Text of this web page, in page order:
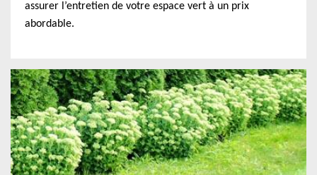
assurer l’entretien de votre espace vert à un prix
abordable.